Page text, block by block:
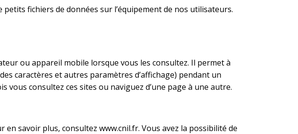
fichiers de données sur l’équipement de nos utilisateurs.
ou appareil mobile lorsque vous les consultez. Il permet à
caractères et autres paramètres d’affichage) pendant un
consultez ces sites ou naviguez d’une page à une autre.
savoir plus, consultez www.cnil.fr. Vous avez la possibilité de